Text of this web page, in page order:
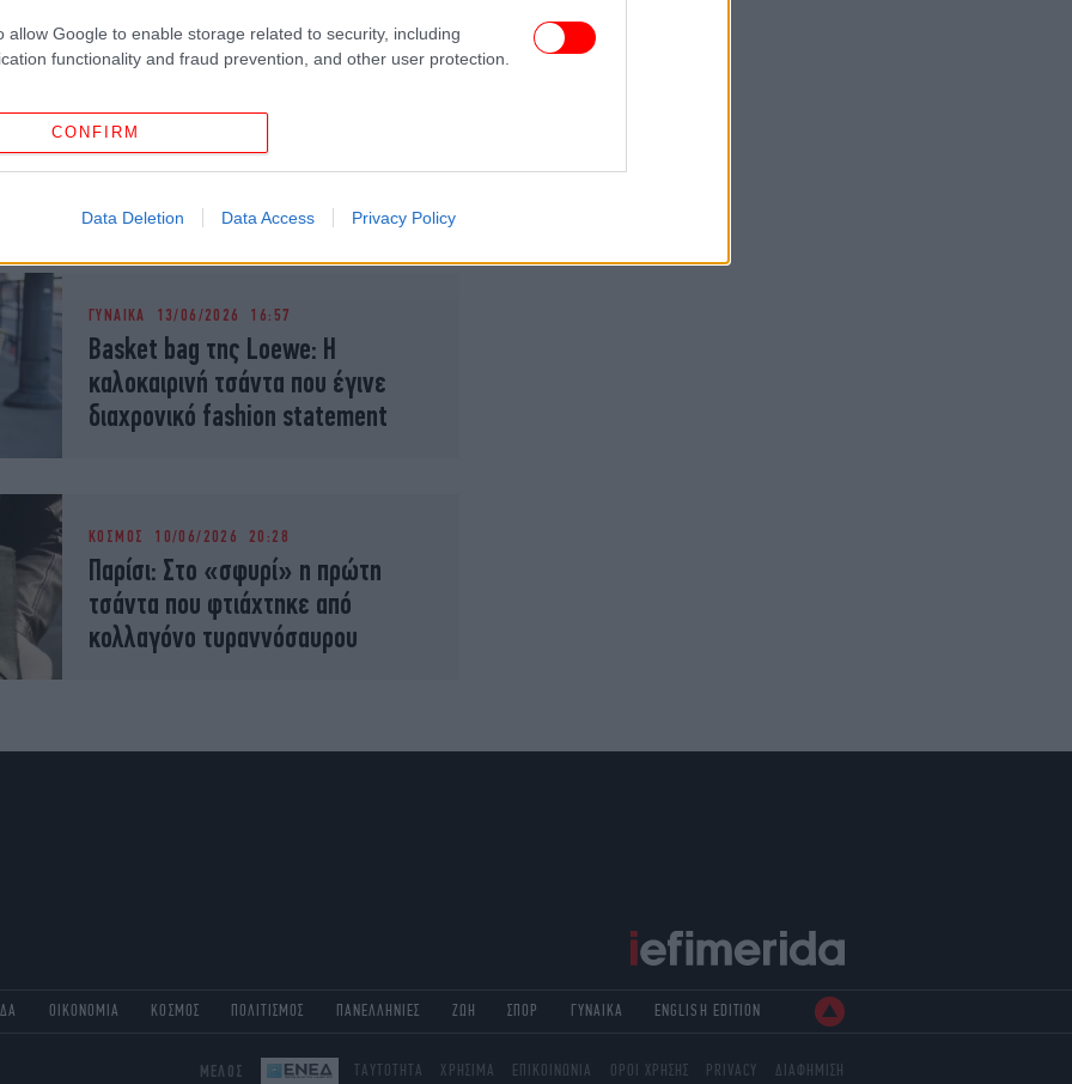
allow Google to enable storage related to security, including
functionality and fraud prevention, and other user protection.
CONFIRM
Data Deletion Data Access Privacy Policy
ΓΥΝΑΙΚΑ 15/06/2026 08:09
των Γάλλων ποδοσφαιριστών με
τσάντες πανάκριβων οίκων
ΓΥΝΑΙΚΑ 13/06/2026 16:57
Basket bag της Loewe: Η
καλοκαιρινή τσάντα που έγινε
διαχρονικό fashion statement
ΚΟΣΜΟΣ 10/06/2026 20:28
Παρίσι: Στο «σφυρί» η πρώτη
τσάντα που φτιάχτηκε από
κολλαγόνο τυραννόσαυρου
ΟΙΚΟΝΟΜΙΑ ΚΟΣΜΟΣ ΠΟΛΙΤΙΣΜΟΣ ΠΑΝΕΛΛΗΝΙΕΣ ΖΩΗ ΣΠΟΡ ΓΥΝΑΙΚΑ ENGLISH EDITION
ΜΕΛΟΣ ΤΑΥΤΟΤΗΤΑ ΧΡΗΣΙΜΑ ΕΠΙΚΟΙΝΩΝΙΑ ΟΡΟΙ ΧΡΗΣΗΣ PRIVACY ΔΙΑΦΗΜΙΣΗ